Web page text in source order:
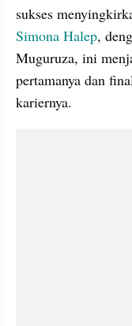
Simona Halep,
Muguruza, ini
pertamanya dan
kariernya.